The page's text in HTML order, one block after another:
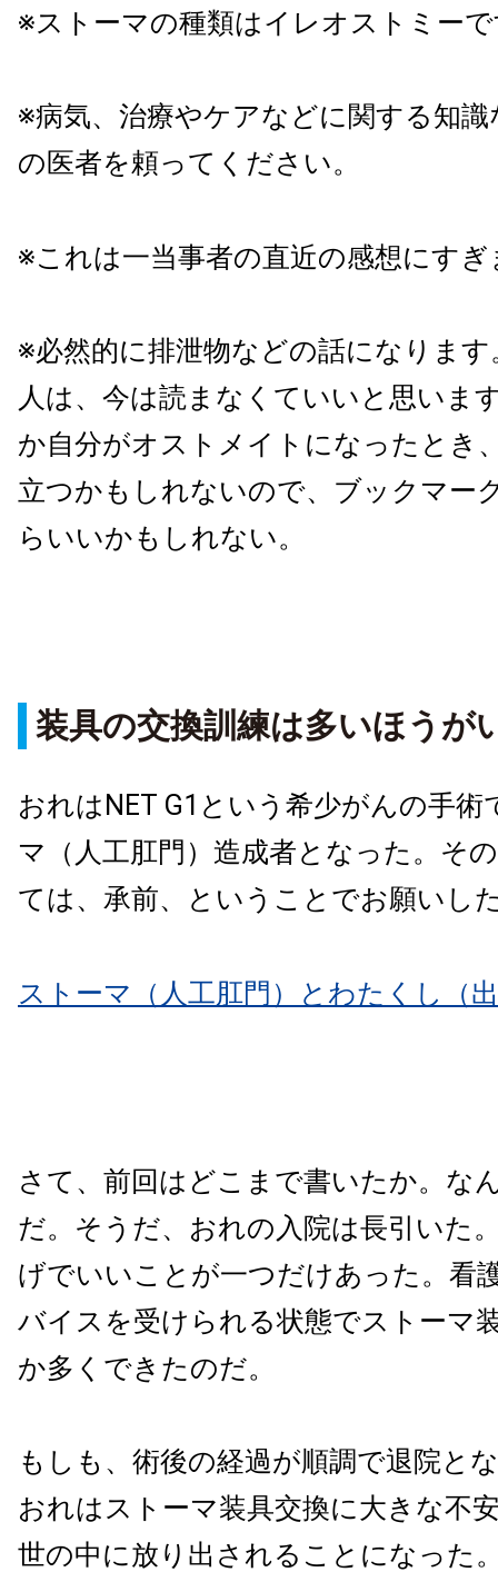
※ストーマの種類はイレオストミー
※病気、治療やケアなどに関する知
の医者を頼ってください。
※これは一当事者の直近の感想にす
※必然的に排泄物などの話になりま
人は、今は読まなくていいと思いま
か自分がオストメイトになったとき
立つかもしれないので、ブックマー
らいいかもしれない。
装具の交換訓練は多いほうが
おれはNET G1という希少がんの手術
マ（人工肛門）造成者となった。そ
ては、承前、ということでお願いし
ストーマ（人工肛門）とわたくし（
さて、前回はどこまで書いたか。な
だ。そうだ、おれの入院は長引いた
げでいいことが一つだけあった。看
バイスを受けられる状態でストーマ
か多くできたのだ。
もしも、術後の経過が順調で退院と
おれはストーマ装具交換に大きな不
世の中に放り出されることになった